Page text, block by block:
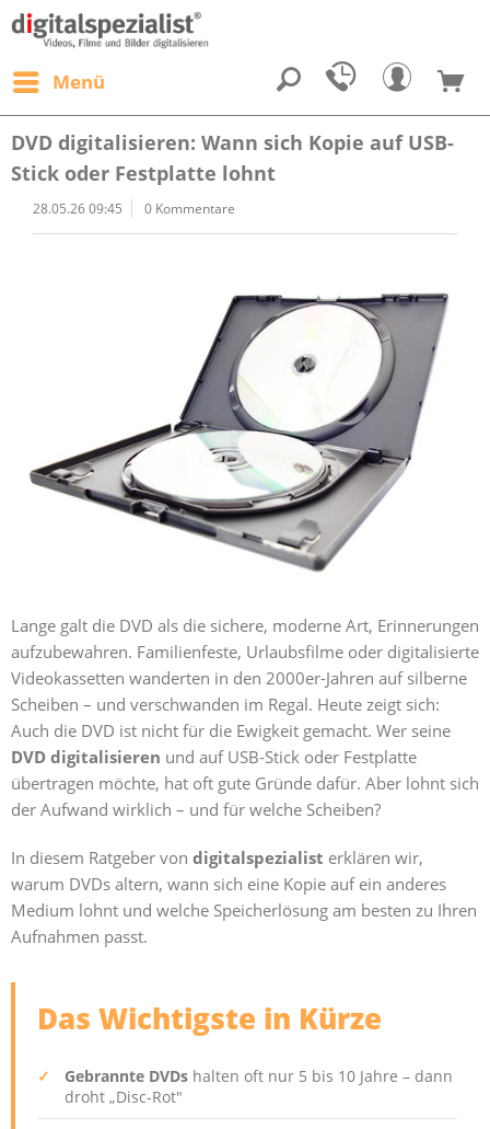
Menü
DVD digitalisieren: Wann sich Kopie auf USB-
Stick oder Festplatte lohnt
28.05.26 09:45 0 Kommentare
Lange galt die DVD als die sichere, moderne Art, Erinnerungen
aufzubewahren. Familienfeste, Urlaubsfilme oder digitalisierte
Videokassetten wanderten in den 2000er-Jahren auf silberne
Scheiben – und verschwanden im Regal. Heute zeigt sich:
Auch die DVD ist nicht für die Ewigkeit gemacht. Wer seine
DVD digitalisieren und auf USB-Stick oder Festplatte
übertragen möchte, hat oft gute Gründe dafür. Aber lohnt sich
der Aufwand wirklich – und für welche Scheiben?
In diesem Ratgeber von digitalspezialist erklären wir,
warum DVDs altern, wann sich eine Kopie auf ein anderes
Medium lohnt und welche Speicherlösung am besten zu Ihren
Aufnahmen passt.
Das Wichtigste in Kürze
✓ Gebrannte DVDs halten oft nur 5 bis 10 Jahre – dann
droht „Disc-Rot"